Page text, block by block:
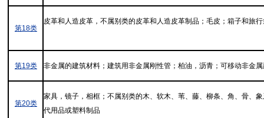
第18类
皮革和人造皮革，不属别类的皮革和人造皮革制品；毛皮；箱子和旅
第19类 非金属的建筑材料；建筑用非金属刚性管；柏油，沥青；可移动非金
第20类
家具，镜子，相框；不属别类的木、软木、苇、藤、柳条、角、骨、
代用品或塑料制品